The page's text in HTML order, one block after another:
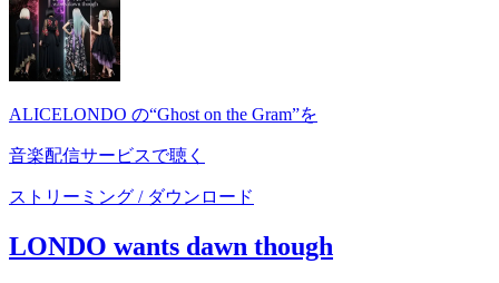
ALICELONDO の“Ghost on the Gram”を
音楽配信サービスで聴く
ストリーミング / ダウンロード
LONDO wants dawn though